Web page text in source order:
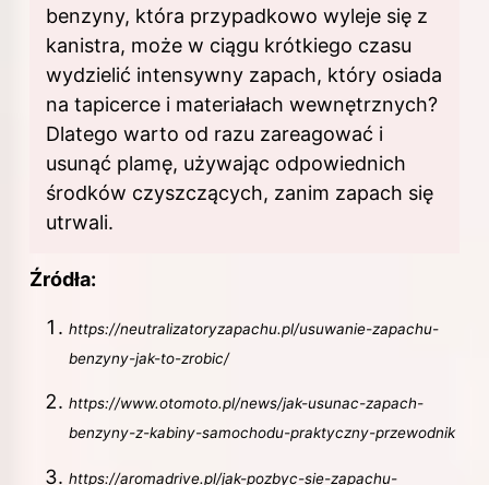
benzyny, która przypadkowo wyleje się z
kanistra, może w ciągu krótkiego czasu
wydzielić intensywny zapach, który osiada
na tapicerce i materiałach wewnętrznych?
Dlatego warto od razu zareagować i
usunąć plamę, używając odpowiednich
środków czyszczących, zanim zapach się
utrwali.
Źródła:
https://neutralizatoryzapachu.pl/usuwanie-zapachu-
benzyny-jak-to-zrobic/
https://www.otomoto.pl/news/jak-usunac-zapach-
benzyny-z-kabiny-samochodu-praktyczny-przewodnik
https://aromadrive.pl/jak-pozbyc-sie-zapachu-